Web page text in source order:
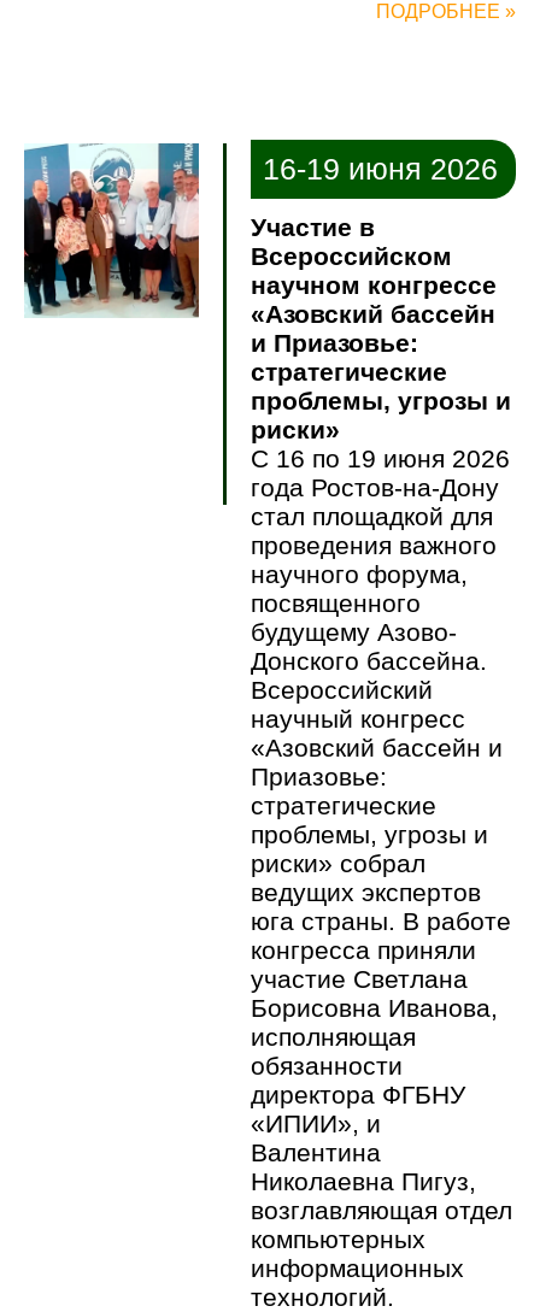
ПОДРОБНЕЕ »
16-19 июня 2026
Участие в
Всероссийском
научном конгрессе
«Азовский бассейн
и Приазовье:
стратегические
проблемы, угрозы и
риски»
C 16 по 19 июня 2026
года Ростов-на-Дону
стал площадкой для
проведения важного
научного форума,
посвященного
будущему Азово-
Донского бассейна.
Всероссийский
научный конгресс
«Азовский бассейн и
Приазовье:
стратегические
проблемы, угрозы и
риски» собрал
ведущих экспертов
юга страны. В работе
конгресса приняли
участие Светлана
Борисовна Иванова,
исполняющая
обязанности
директора ФГБНУ
«ИПИИ», и
Валентина
Николаевна Пигуз,
возглавляющая отдел
компьютерных
информационных
технологий.